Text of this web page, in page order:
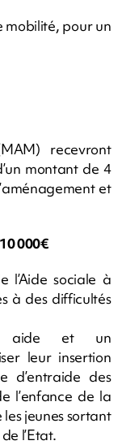
mobilité, pour un
recevront
montant de 4
et
000€
l’Aide sociale à
à des difficultés
aide et un
leur insertion
d’entraide des
l’enfance de la
jeunes sortant
l’Etat.